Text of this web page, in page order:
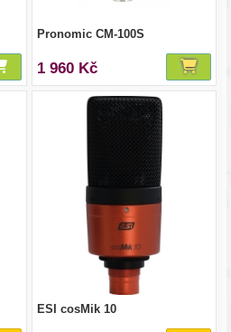
Pronomic CM-100S
1 960 Kč
ESI cosMik 10